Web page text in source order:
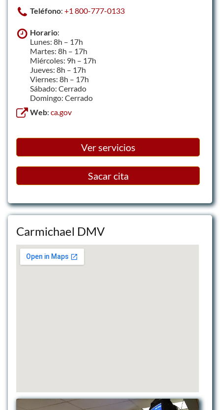
Teléfono: +1 800-777-0133
Horario:
Lunes: 8h – 17h
Martes: 8h – 17h
Miércoles: 9h – 17h
Jueves: 8h – 17h
Viernes: 8h – 17h
Sábado: Cerrado
Domingo: Cerrado
Web: ca.gov
Ver servicios
Sacar cita
Carmichael DMV